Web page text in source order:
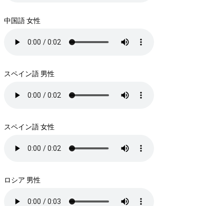
中国語 女性
スペイン語 男性
スペイン語 女性
ロシア 男性